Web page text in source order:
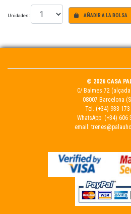
Unidades: AÑADIR A LA BOLSA
© 2026 CASA
C/ Balmes 72
08007 Barcelona
Tel. (+34) 933
WhatsApp: (+34) 606
email: